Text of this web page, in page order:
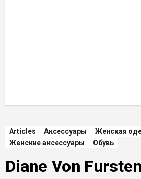
Articles Аксессуары
Женская
Женские аксессуары
Обувь
Diane Von